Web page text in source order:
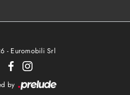
- Euromobili Srl
by